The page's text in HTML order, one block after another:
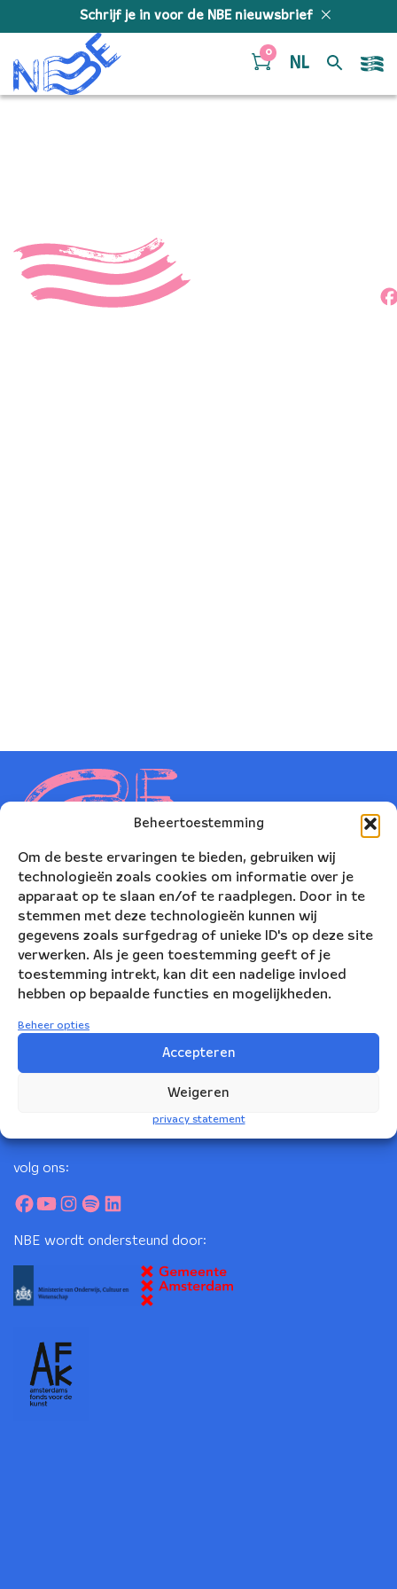
Beheertoestemming
Om de beste ervaringen te bieden, gebruiken wij
technologieën zoals cookies om informatie over je
apparaat op te slaan en/of te raadplegen. Door in te
stemmen met deze technologieën kunnen wij
gegevens zoals surfgedrag of unieke ID's op deze site
verwerken. Als je geen toestemming geeft of je
toestemming intrekt, kan dit een nadelige invloed
hebben op bepaalde functies en mogelijkheden.
Beheer opties
Accepteren
Weigeren
privacy statement
Schrijf je in voor de NBE nieuwsbrief
0
NL
Nederlands Blazers Ensemble
Korte Leidsedwarsstraat 12
volg ons:
NBE wordt ondersteund door: